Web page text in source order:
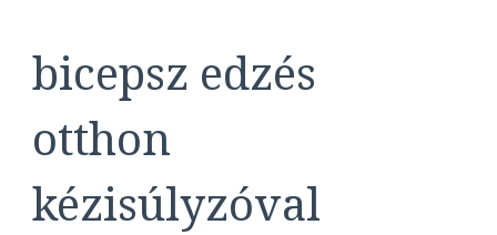
bicepsz edzés
otthon
kézisúlyzóval